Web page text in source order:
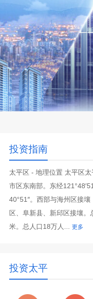
投资指南
太平区 - 地理位置 太平区
市区东南部。东经
40°51″。西部与海州区接
区、阜新县、新邱区接壤
米。总人口18万人... 更多
投资太平